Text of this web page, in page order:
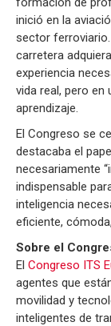
inició en la
sector
carretera
experiencia
vida real, pero en
aprendizaje.
El Congreso se
destacaba el
necesariamente
indispensable
inteligencia
eficiente,
Sobre el
El Congreso ITS
agentes que
movilidad y
inteligentes de